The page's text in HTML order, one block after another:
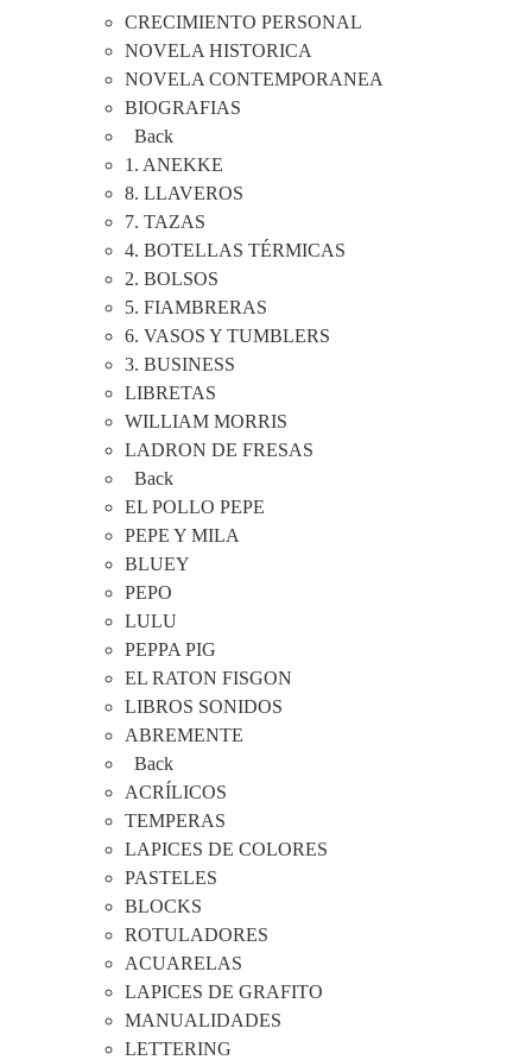
CRECIMIENTO PERSONAL
NOVELA HISTORICA
NOVELA CONTEMPORANEA
BIOGRAFIAS
Back
1. ANEKKE
8. LLAVEROS
7. TAZAS
4. BOTELLAS TÉRMICAS
2. BOLSOS
5. FIAMBRERAS
6. VASOS Y TUMBLERS
3. BUSINESS
LIBRETAS
WILLIAM MORRIS
LADRON DE FRESAS
Back
EL POLLO PEPE
PEPE Y MILA
BLUEY
PEPO
LULU
PEPPA PIG
EL RATON FISGON
LIBROS SONIDOS
ABREMENTE
Back
ACRÍLICOS
TEMPERAS
LAPICES DE COLORES
PASTELES
BLOCKS
ROTULADORES
ACUARELAS
LAPICES DE GRAFITO
MANUALIDADES
LETTERING